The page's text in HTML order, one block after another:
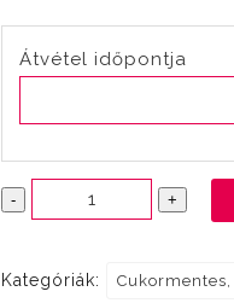
Átvétel időpontja
-
Somlói
kocka
gluténmentes
+
Kategóriák: